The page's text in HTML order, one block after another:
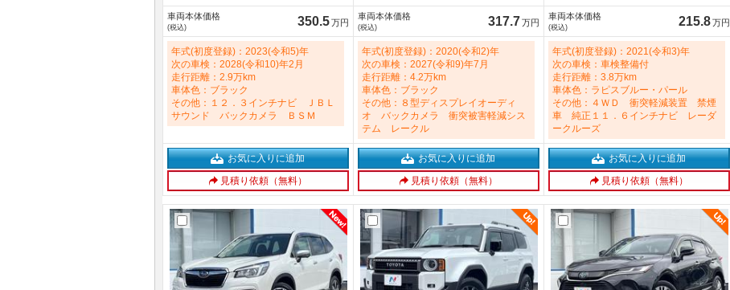
ア ＬＥＤヘッド デジタルミラー
ワンオーナー レーダークルーズ 禁
煙車 2000cc
ワーバックドア オプションＡＣ１０
０Ｖ電源 寒冷地仕様 純正１８イン
チアルミホイール 地デジ 2500cc
ズ ＬＥＤヘッドライト ハンズフリ
ーパワーバックドア 地デジ／Ａｐｐ
ｌｅＣａｒＰｌａｙ 禁煙車 1800cc
車両本体価格
(税込) 350.5万円
車両本体価格
(税込) 317.7万円
車両本体価格
(税込) 215.8万円
年式(初度登録)：2023(令和5)年
次の車検：2028(令和10)年2月
走行距離：2.9万km
車体色：ブラック
その他：１２．３インチナビ ＪＢＬ
サウンド バックカメラ ＢＳＭ
年式(初度登録)：2020(令和2)年
次の車検：2027(令和9)年7月
走行距離：4.2万km
車体色：ブラック
その他：８型ディスプレイオーディ
オ バックカメラ 衝突被害軽減シス
テム レークル
年式(初度登録)：2021(令和3)年
次の車検：車検整備付
走行距離：3.8万km
車体色：ラピスブルー・パール
その他：４ＷＤ 衝突軽減装置 禁煙
車 純正１１．６インチナビ レーダ
ークルーズ
お気に入りに追加
見積り依頼（無料）
お気に入りに追加
見積り依頼（無料）
お気に入りに追加
見積り依頼（無料）